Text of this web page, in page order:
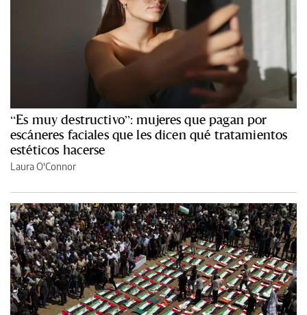
“Es muy destructivo”: mujeres que pagan por
escáneres faciales que les dicen qué tratamientos
estéticos hacerse
Laura O'Connor